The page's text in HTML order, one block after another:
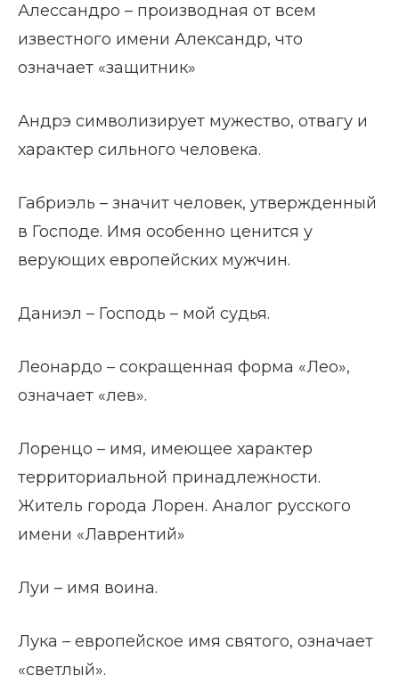
Алессандро – производная от всем
известного имени Александр, что
означает «защитник»
Андрэ символизирует мужество, отвагу и
характер сильного человека.
Габриэль – значит человек, утвержденный
в Господе. Имя особенно ценится у
верующих европейских мужчин.
Даниэл – Господь – мой судья.
Леонардо – сокращенная форма «Лео»,
означает «лев».
Лоренцо – имя, имеющее характер
территориальной принадлежности.
Житель города Лорен. Аналог русского
имени «Лаврентий»
Луи – имя воина.
Лука – европейское имя святого, означает
«светлый».